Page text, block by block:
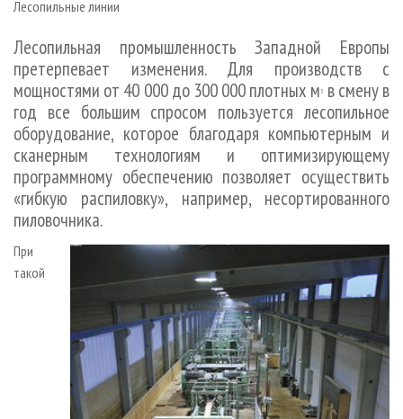
СУШКА ДРЕВЕСИНЫ
ПРОИЗВОДСТВО ДРЕВЕСНЫХ ПЛИТ
ДЕРЕВЯННОЕ ДОМОСТРОЕНИЕ
ПРОИЗВОДСТВО МЕБЕЛИ
БИОЭНЕРГЕТИКА
ЦБП
ИНСТРУМЕНТ И МАТЕРИАЛЫ
ПЕРСОНЫ
МОБИЛЬНЫЕ ВЫСТАВКИ
ОФИЦИАЛЬНЫЕ ДЕЛЕГАЦИИ
ПРИОРИТЕТНЫЕ ИНВЕСТПРОЕКТЫ
RUSSIAN FORESTRY REVIEW
ГАЗЕТА ЛЕСПРОМФОРУМ
БИБЛИОТЕКА СПЕЦИАЛИСТА
КОНТАКТЫ
РЕКЛАМА
РЕКЛАМА НА САЙТЕ
Лесопильные линии
Лесопильная промышленность Западной Европы
претерпевает изменения. Для производств с
мощностями от 40 000 до 300 000 плотных м 3
в смену в
год все большим спросом пользуется лесопильное
оборудование, которое благодаря компьютерным и
сканерным технологиям и оптимизирующему
программному обеспечению позволяет осуществить
«гибкую распиловку», например, несортированного
пиловочника.
При
такой